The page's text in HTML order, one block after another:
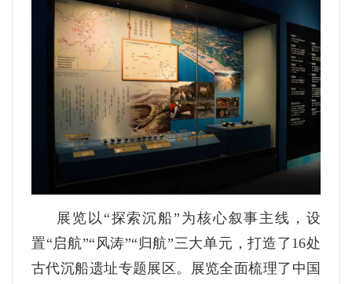
展览以“探索沉船”为核心叙事主线，设
置“启航”“风涛”“归航”三大单元，打造了16处
古代沉船遗址专题展区。展览全面梳理了中国